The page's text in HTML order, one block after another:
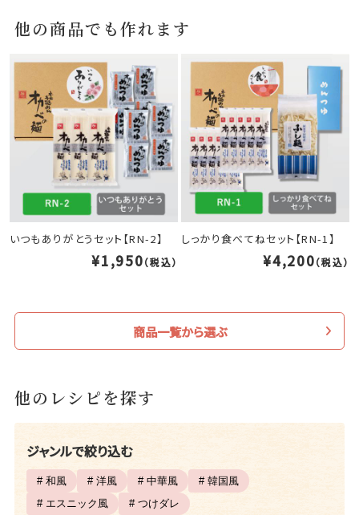
他の商品でも作れます
いつもありがとうセット【RN-2】
¥1,950（税込）
しっかり食べてねセット【RN-1】
¥4,200（税込）
商品一覧から選ぶ
他のレシピを探す
ジャンルで絞り込む
# 和風 # 洋風 # 中華風
# 韓国風
# エスニック風
# つけダレ